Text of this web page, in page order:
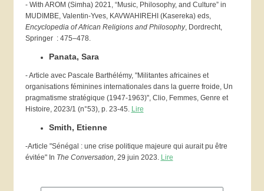
- With AROM (Simha) 2021, “Music, Philosophy, and Culture” in
MUDIMBE, Valentin-Yves, KAVWAHIREHI (Kasereka) eds,
Encyclopedia of African Religions and Philosophy, Dordrecht,
Springer : 475–478.
Panata, Sara
- Article avec Pascale Barthélémy, "Militantes africaines et
organisations féminines internationales dans la guerre froide, Un
pragmatisme stratégique (1947-1963)", Clio, Femmes, Genre et
Histoire, 2023/1 (n°53), p. 23-45. Lire
Smith, Etienne
-Article "Sénégal : une crise politique majeure qui aurait pu être
évitée" In The Conversation, 29 juin 2023. Lire